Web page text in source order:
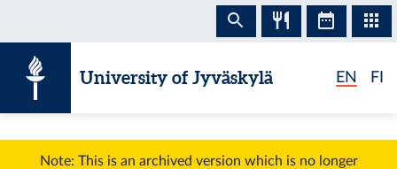
University of Jyväskylä EN FI
Note: This is an archived version which is no longer